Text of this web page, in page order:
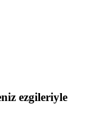
ezgileriyle